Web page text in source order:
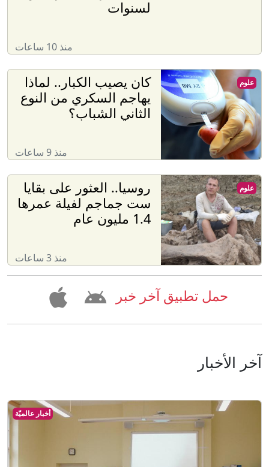
لسنوات
منذ 10 ساعات
كان يصيب الكبار.. لماذا
يهاجم السكري من النوع
الثاني الشباب؟
منذ 9 ساعات
علوم
روسيا.. العثور على بقايا
ست جماجم لفيلة عمرها
1.4 مليون عام
منذ 3 ساعات
علوم
حمل تطبيق آخر خبر
آخر الأخبار
أخبار عالميّة